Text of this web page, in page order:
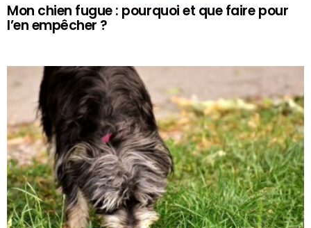
Mon chien fugue : pourquoi et que faire pour
l’en empêcher ?